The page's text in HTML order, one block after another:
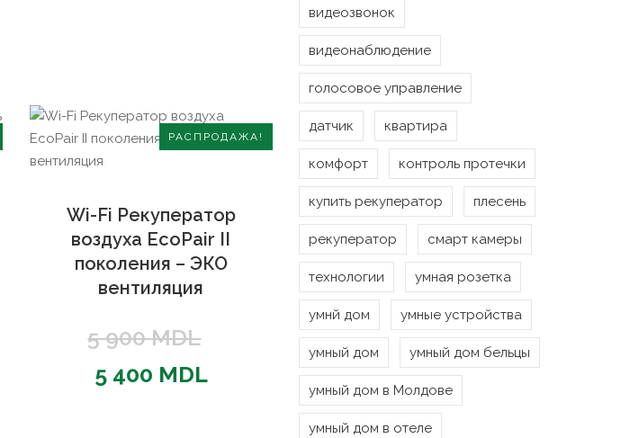
РАСПРОДАЖА!
Wi-Fi Рекуператор
воздуха EcoPair II
поколения – ЭКО
вентиляция
5 900MDL
Первоначальная
составляла
5 400 MDLТекущая
видеозвонок
видеонаблюдение
голосовое управление
датчик квартира
комфорт контроль протечки
купить рекуператор плесень
рекуператор смарт камеры
технологии умная розетка
умнй дом умные устройства
умный дом умный дом бельцы
умный дом в Молдове
умный дом в отеле